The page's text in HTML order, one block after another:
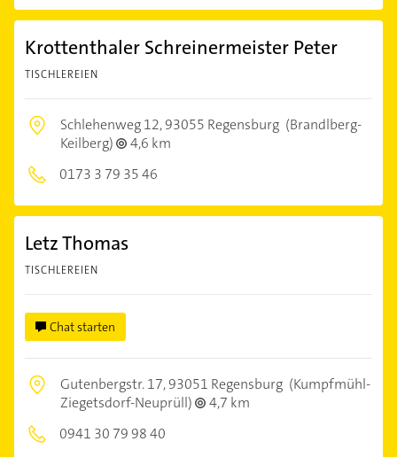
Krottenthaler Schreinermeister Peter
TISCHLEREIEN
Schlehenweg 12,93055 Regensburg (Brandlberg-
Keilberg)
4,6 km
0173 3 79 35 46
Letz Thomas
TISCHLEREIEN
Chat starten
Gutenbergstr. 17,93051 Regensburg (Kumpfmühl-
Ziegetsdorf-Neuprüll)
4,7 km
0941 30 79 98 40